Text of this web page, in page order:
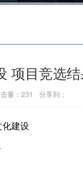
项目竞选
量： 231 分享到：
化建设